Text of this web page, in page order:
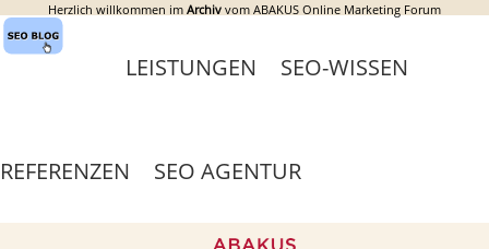
Herzlich willkommen im Archiv vom ABAKUS Online Marketing Forum
LEISTUNGEN SEO-WISSEN
REFERENZEN SEO AGENTUR